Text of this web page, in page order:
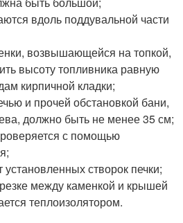
вдоль поддувальной части
возвышающейся на топкой,
высоту топливника равную
кирпичной кладки;
и прочей обстановкой бани,
должно быть не менее 35 см;
с помощью
установленных створок печки;
между каменкой и крышей
теплоизолятором.